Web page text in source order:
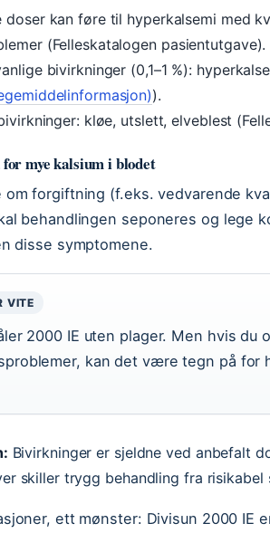
doser kan føre til hyperkalsemi med
(Felleskatalogen pasientutgave).
bivirkninger (0,1–1 %):
).
kløe, utslett, elveblest
mye kalsium i blodet
om forgiftning (f.eks. vedvarende
behandlingen seponeres og lege
disse symptomene.
VITE
2000 IE uten plager. Men hvis du
kan det være tegn på for
Bivirkninger er sjeldne ved anbefalt
skiller trygg behandling fra risikabel
ett mønster: Divisun 2000 IE